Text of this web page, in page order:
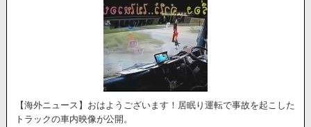
【海外ニュース】おはようございます！居眠り運転で事故を起こした
トラックの車内映像が公開。